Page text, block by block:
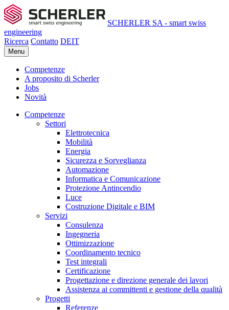
SCHERLER SA - smart swiss
engineering
Ricerca Contatto DEIT
Menu
Competenze
A proposito di Scherler
Jobs
Novità
Competenze
Settori
Elettrotecnica
Mobilità
Energia
Sicurezza e Sorveglianza
Automazione
Informatica e Comunicazione
Protezione Antincendio
Luce
Costruzione Digitale e BIM
Servizi
Consulenza
Ingegneria
Ottimizzazione
Coordinamento tecnico
Test integrali
Certificazione
Progettazione e direzione generale dei lavori
Assistenza ai committenti e gestione della qualità
Progetti
Referenze